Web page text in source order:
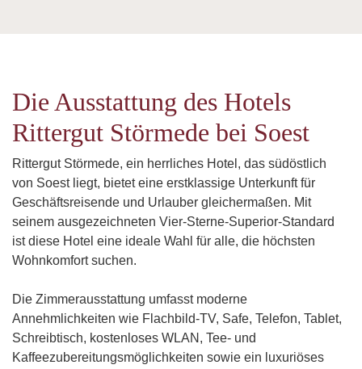
Die Ausstattung des Hotels
Rittergut Störmede bei Soest
Rittergut Störmede, ein herrliches Hotel, das südöstlich
von Soest liegt, bietet eine erstklassige Unterkunft für
Geschäftsreisende und Urlauber gleichermaßen. Mit
seinem ausgezeichneten Vier-Sterne-Superior-Standard
ist diese Hotel eine ideale Wahl für alle, die höchsten
Wohnkomfort suchen.
Die Zimmerausstattung umfasst moderne
Annehmlichkeiten wie Flachbild-TV, Safe, Telefon, Tablet,
Schreibtisch, kostenloses WLAN, Tee- und
Kaffeezubereitungsmöglichkeiten sowie ein luxuriöses